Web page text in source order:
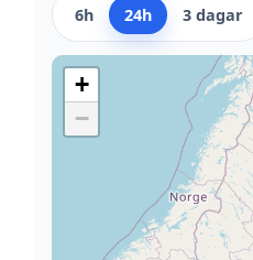
6h 24h 3 dagar
+
−